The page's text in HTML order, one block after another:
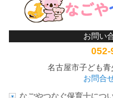
お問い
052-
名古屋市子ども
お問合